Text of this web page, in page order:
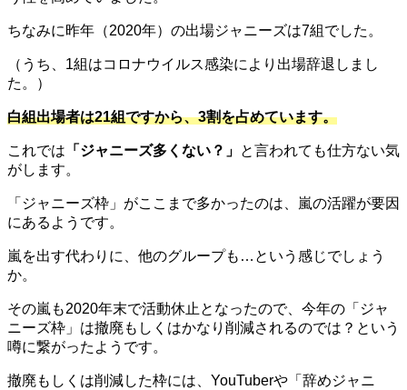
ちなみに昨年（2020年）の出場ジャニーズは7組でした。
（うち、 1組はコロナウイルス感染により出場辞退しまし
た。）
白組出場者は21組ですから、3割を占めています。
これでは 「ジャニーズ多くない？」 と言われても仕方ない気
がします。
「ジャニーズ枠」がここまで多かったのは、嵐の活躍が要因
にあるようです。
嵐を出す代わりに、他のグループも … という感じでしょう
か。
その嵐も2020年末で活動休止となったので、今年の「ジャ
ニーズ枠」は撤廃もしくはかなり削減されるのでは？という
噂に繋がったようです。
撤廃もしくは削減した枠には、 YouTuberや「辞めジャニ